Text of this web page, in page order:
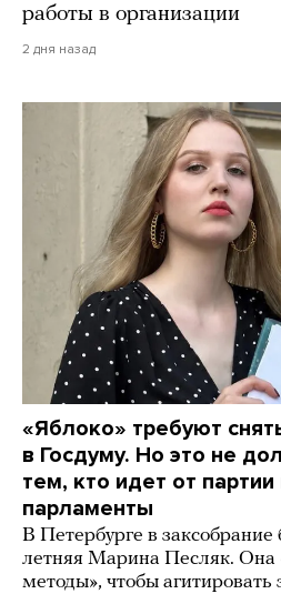
работы в организации
2 дня назад
«Яблоко» требуют
в Госдуму. Но это не
тем, кто идет от
парламенты
В Петербурге в заксобрание
летняя Марина Песляк. Она
методы», чтобы агитировать